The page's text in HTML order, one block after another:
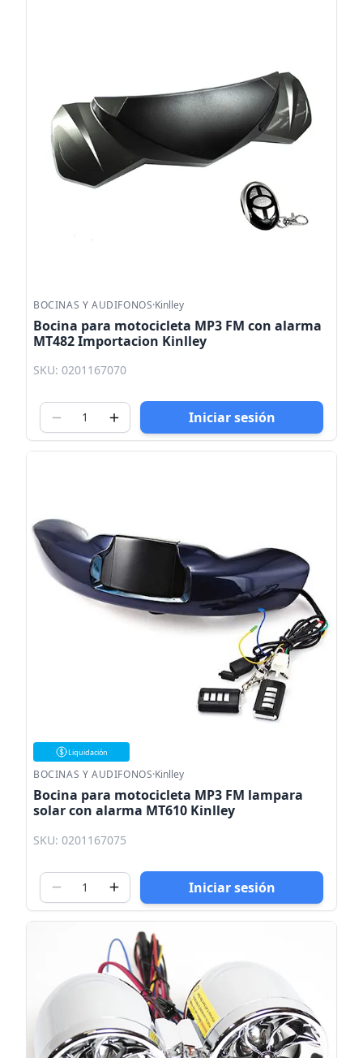
BOCINAS Y AUDIFONOS·Kinlley
Bocina para motocicleta MP3 FM con alarma
MT482 Importacion Kinlley
SKU: 0201167070
Iniciar sesión
Liquidación
BOCINAS Y AUDIFONOS·Kinlley
Bocina para motocicleta MP3 FM lampara
solar con alarma MT610 Kinlley
SKU: 0201167075
Iniciar sesión